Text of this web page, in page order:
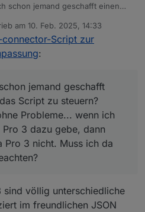
schon jemand geschafft einen
ohne Probleme... wenn ich aber
3 dazu gebe, dann klappt es mit
Muss ich da irgendwas spezielles
am 10. Feb. 2025, 14:33
editiert von
Script zur
:
jemand geschafft
Script zu steuern?
Probleme... wenn ich
3 dazu gebe, dann
Pro 3 nicht. Muss ich da
sind völlig unterschiedliche
im freundlichen JSON